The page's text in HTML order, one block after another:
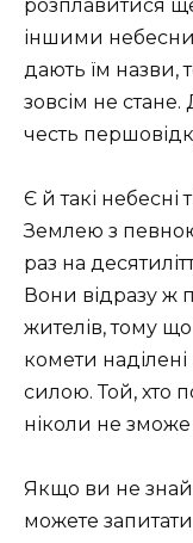
розплавитися
іншими
дають їм назви,
зовсім не
честь
Є й такі небесні
Землею з
раз на
Вони відразу ж
жителів, тому
комети
силою. Той, хто
ніколи не
Якщо ви не
можете